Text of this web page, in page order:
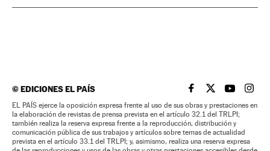
©EDICIONES EL PAÍS EL PAÍS BRASIL EN
EL PAÍSEL PAÍS
EL
EL PAÍS ejerce la oposición expresa frente al uso de sus obras y prestaciones en
la elaboración de revistas de prensa prevista en el artículo 32.1 del TRLPI;
también realiza la reserva expresa frente a la reproducción, distribución y
comunicación pública de sus trabajos y artículos sobre temas de actualidad
prevista en el artículo 33.1 del TRLPI; y, asimismo, realiza una reserva expresa